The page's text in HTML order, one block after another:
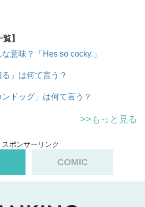
うにしてね。
plants.
check the list.
ェックしてくださいね。
】
意味？「Hes so cocky.」
」は何て言う？
ドッグ」は何て言う？
>>もっと見る
スポンサーリンク
COMIC